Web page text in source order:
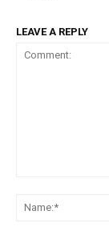
LEAVE A REPLY